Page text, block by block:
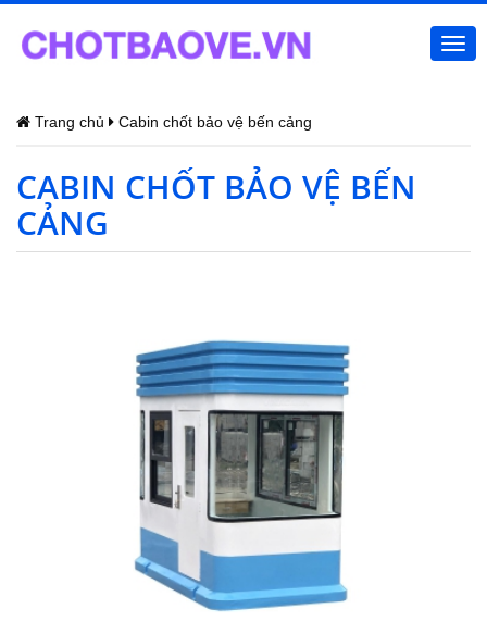
Trang chủ Cabin chốt bảo vệ bến cảng
CABIN CHỐT BẢO VỆ BẾN
CẢNG